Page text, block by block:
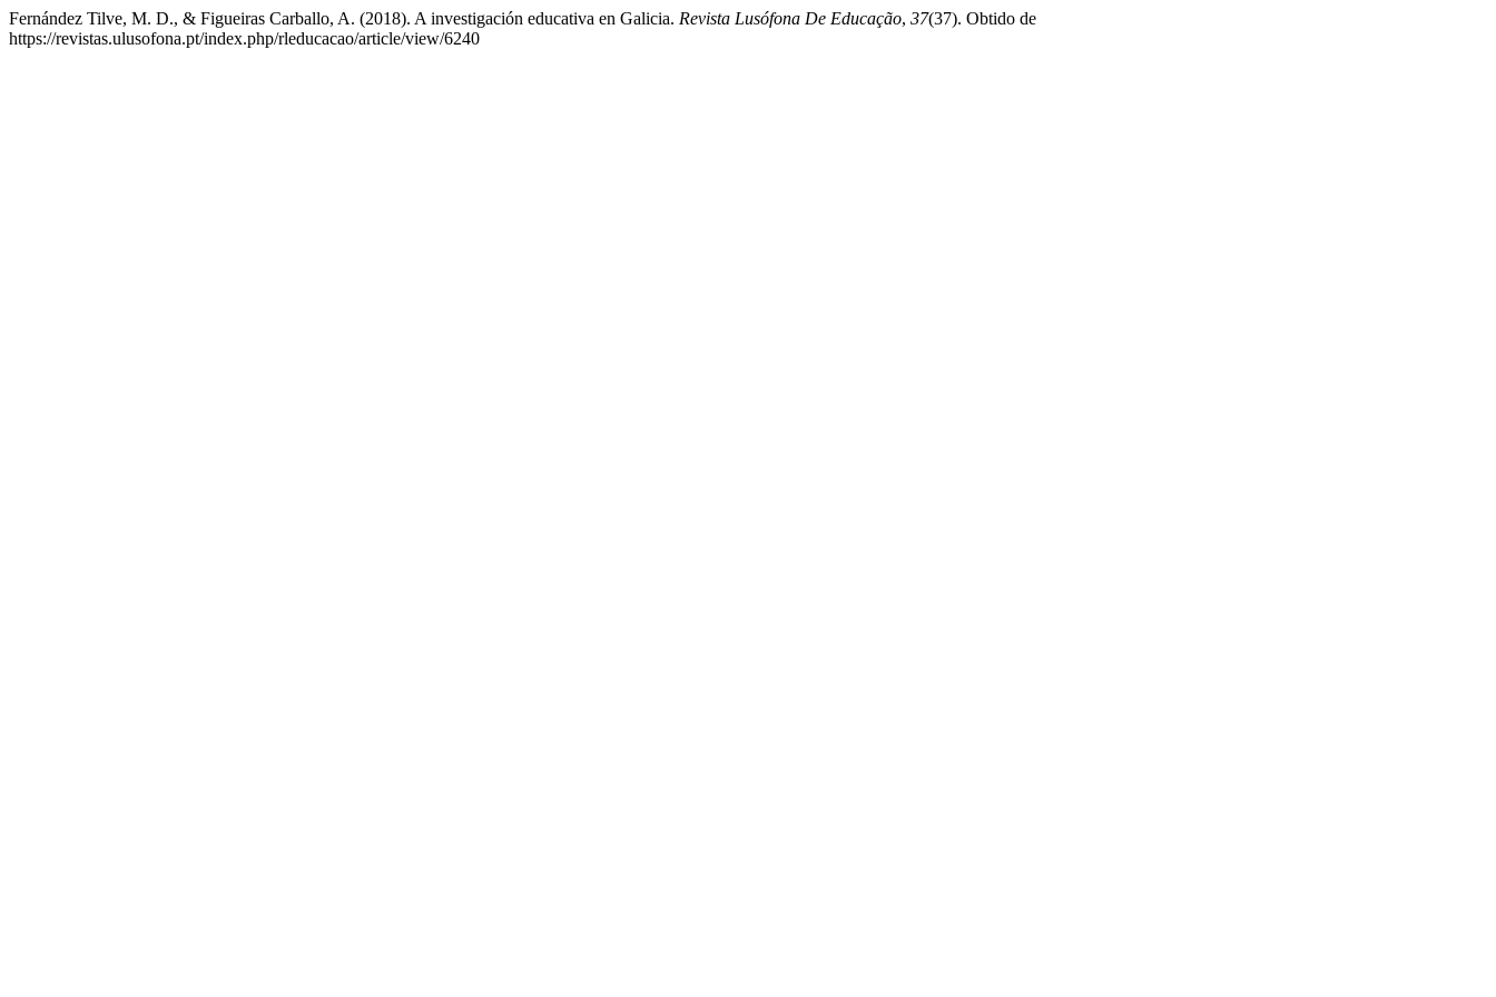
Fernández Tilve, M. D., & Figueiras Carballo, A. (2018). A investigación educativa en Galicia. Revista Lusófona De Educação, 37(37). Obtido de
https://revistas.ulusofona.pt/index.php/rleducacao/article/view/6240